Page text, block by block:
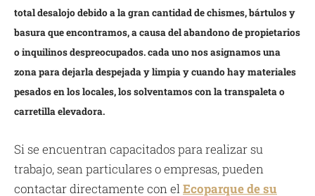
total desalojo debido a la gran cantidad de chismes, bártulos y
basura que encontramos, a causa del abandono de propietarios
o inquilinos despreocupados. cada uno nos asignamos una
zona para dejarla despejada y limpia y cuando hay materiales
pesados en los locales, los solventamos con la transpaleta o
carretilla elevadora.
Si se encuentran capacitados para realizar su
trabajo, sean particulares o empresas, pueden
contactar directamente con elEcoparque de su